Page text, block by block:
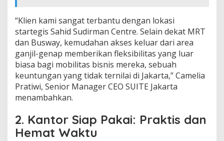
“Klien kami sangat terbantu dengan lokasi
startegis Sahid Sudirman Centre. Selain dekat MRT
dan Busway, kemudahan akses keluar dari area
ganjil-genap memberikan fleksibilitas yang luar
biasa bagi mobilitas bisnis mereka, sebuah
keuntungan yang tidak ternilai di Jakarta,” Camelia
Pratiwi, Senior Manager CEO SUITE Jakarta
menambahkan.
2. Kantor Siap Pakai: Praktis dan
Hemat Waktu